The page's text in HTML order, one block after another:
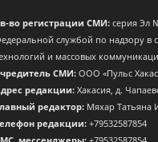
во регистрации СМИ: серия Эл
службой по надзору в
и массовых
СМИ: ООО «Пульс
редакции: Хакасия, д.
редактор: Мяхар Татьяна
редакции: +79532587854